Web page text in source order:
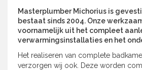
Masterplumber Michorius is
bestaat sinds 2004. Onze
voornamelijk uit het compleet
verwarmingsinstallaties en het
Het realiseren van complete
verzorgen wij ook. Deze worden